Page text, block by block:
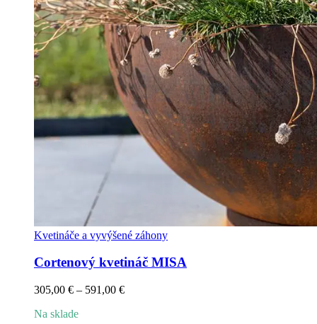
Kvetináče a vyvýšené záhony
Cortenový kvetináč MISA
305,00 € – 591,00 €Price
Na sklade